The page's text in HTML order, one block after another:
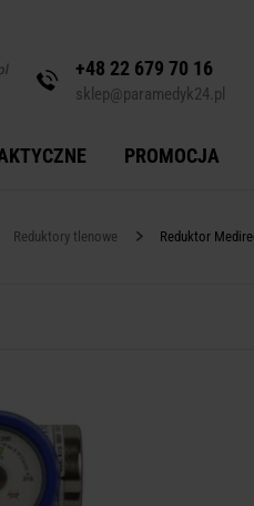
+48 22 679 70 16
sklep@paramedyk24.pl
PROMOCJA
Reduktory tlenowe Reduktor